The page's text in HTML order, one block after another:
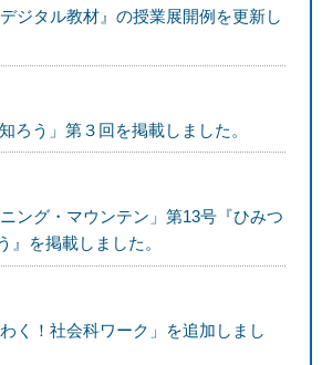
ジタル教材』の授業展開例を更新し
ろう」第３回を掲載しました。
ング・マウンテン」第13号『ひみつ
』を掲載しました。
く！社会科ワーク」を追加しまし